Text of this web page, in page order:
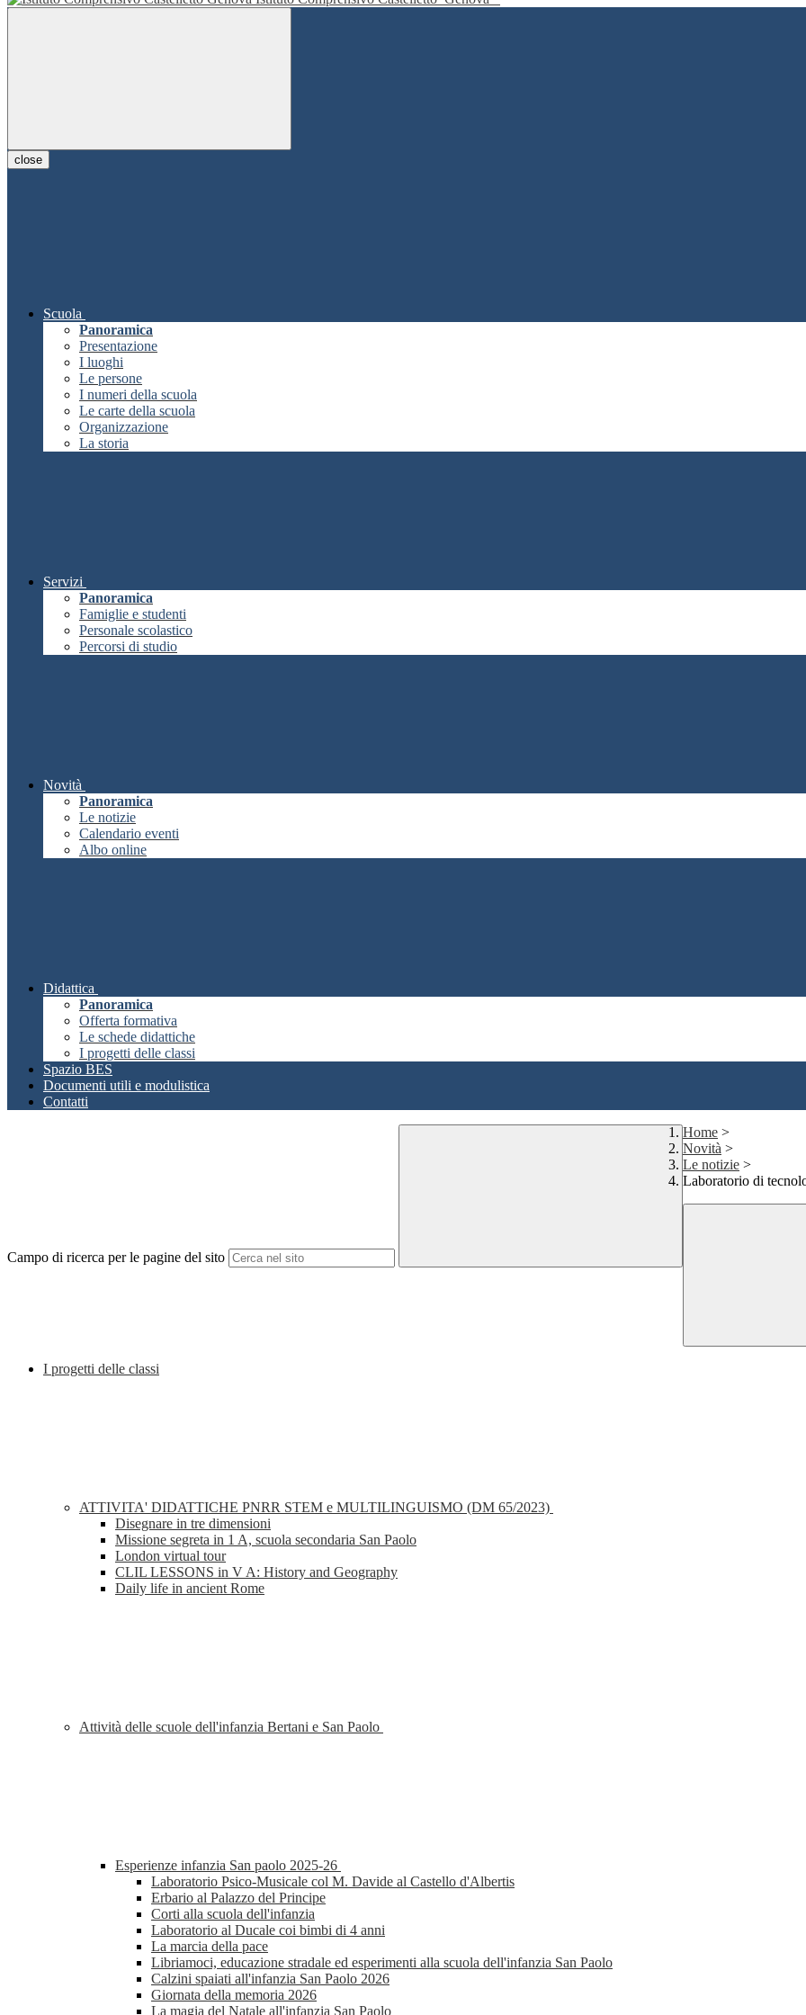
close
Scuola
Panoramica
Presentazione
I luoghi
Le persone
I numeri della scuola
Le carte della scuola
Organizzazione
La storia
Servizi
Panoramica
Famiglie e studenti
Personale scolastico
Percorsi di studio
Novità
Panoramica
Le notizie
Calendario eventi
Albo online
Didattica
Panoramica
Offerta formativa
Le schede didattiche
I progetti delle classi
Spazio BES
Documenti utili e modulistica
Contatti
Campo di ricerca per le pagine del sito
Home >
Novità >
Le notizie >
Laboratorio di
I progetti delle classi
ATTIVITA' DIDATTICHE PNRR STEM e MULTILINGUISMO (DM 65/2023)
Disegnare in tre dimensioni
Missione segreta in 1 A, scuola secondaria San Paolo
London virtual tour
CLIL LESSONS in V A: History and Geography
Daily life in ancient Rome
Attività delle scuole dell'infanzia Bertani e San Paolo
Esperienze infanzia San paolo 2025-26
Laboratorio Psico-Musicale col M. Davide al Castello d'Albertis
Erbario al Palazzo del Principe
Corti alla scuola dell'infanzia
Laboratorio al Ducale coi bimbi di 4 anni
La marcia della pace
Libriamoci, educazione stradale ed esperimenti alla scuola dell'infanzia San Paolo
Calzini spaiati all'infanzia San Paolo 2026
Giornata della memoria 2026
La magia del Natale all'infanzia San Paolo